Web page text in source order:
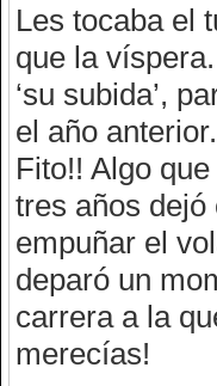
Les tocaba el
que la
‘su subida’,
el año
Fito!! Algo
tres años dejó
empuñar el
deparó un
carrera a la
merecías!